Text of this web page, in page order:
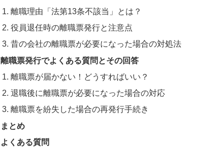
離職理由「法第13条不該当」とは？
役員退任時の離職票発行と注意点
昔の会社の離職票が必要になった場合の対処法
離職票発行でよくある質問とその回答
離職票が届かない！どうすればいい？
退職後に離職票が必要になった場合の対応
離職票を紛失した場合の再発行手続き
まとめ
よくある質問